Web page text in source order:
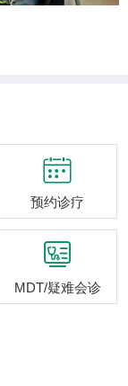

预约诊疗

MDT/疑难会诊